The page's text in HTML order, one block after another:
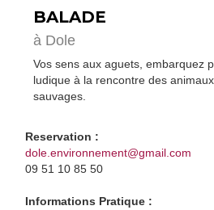
BALADE
à Dole
Vos sens aux aguets, embarquez
ludique à la rencontre des
sauvages.
Reservation :
dole.environnement@gmail.com
09 51 10 85 50
Informations Pratique :